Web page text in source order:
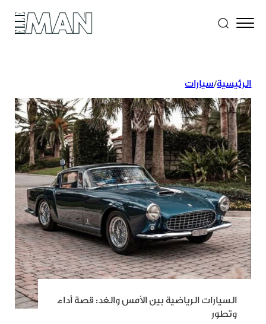
الرئيسية/سيارات
السيارات الرياضية بين الأمس والغد: قصة أداء
وتطور